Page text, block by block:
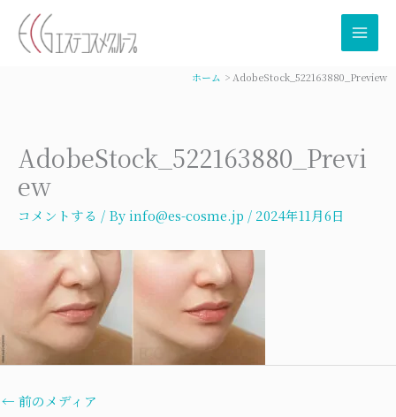
ホーム AdobeStock_522163880_Preview
AdobeStock_522163880_Previ
ew
コメントする / Byinfo@es-cosme.jp / 2024年11月6日
← 前のメディア